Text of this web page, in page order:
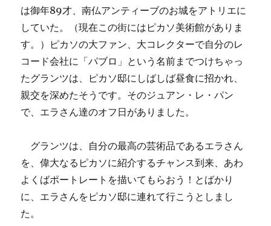
は御年89才、南仏アンティーブのお城をアトリエに
していた。（現在この街にはピカソ美術館がありま
す。）ピカソの大ファン、大コレクターで自分のレ
コード会社に「パブロ」という名前までつけちゃっ
たグランツは、ピカソ邸にしばしば昼食に招かれ、
親交を深めたそうです。そのジュアン・レ・パン
で、エラさん達のオフ日がありました。
グランツは、自分の最高の芸術品であるエラさん
を、偉大なるピカソに紹介するチャンス到来、あわ
よくばポートレートを描いてもらおう！とばかり
に、エラさんをピカソ邸に連れて行こうとしまし
た。